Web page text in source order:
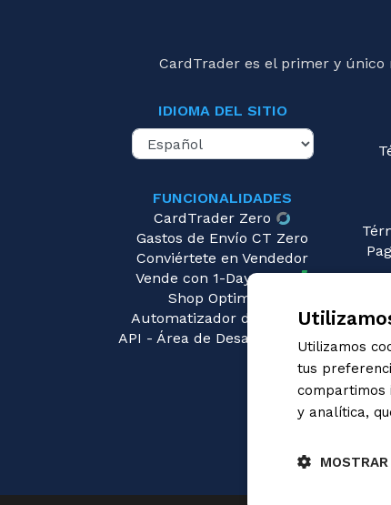
CardTrader es el primer y
IDIOMA DEL SITIO
FUNCIONALIDADES
CardTrader Zero
Gastos de Envío CT Zero
Conviértete en Vendedor
Vende con 1-Day Ready
Shop Optimizer
Automatizador de Precios
API - Área de DesarrolladoresUtilizamos
tus
compartimos
y analítica,